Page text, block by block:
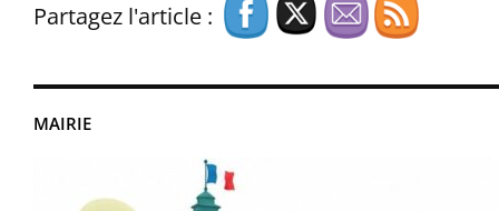
MAIRIE
Partagez l'article :